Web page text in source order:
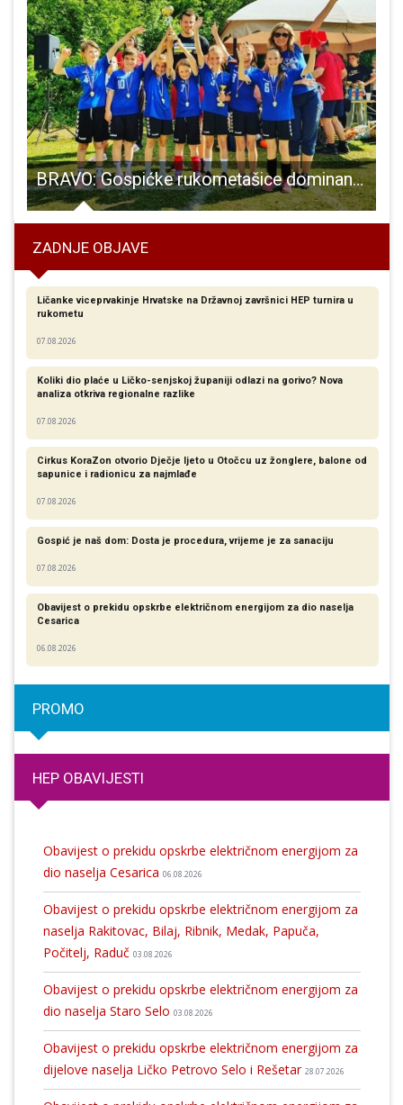
BRAVO: Gospićke rukometašice dominantne na turniru Vranjača kup
ZADNJE OBJAVE
Ličanke viceprvakinje Hrvatske na Državnoj završnici HEP turnira u
rukometu
07.08.2026
Koliki dio plaće u Ličko-senjskoj županiji odlazi na gorivo? Nova
analiza otkriva regionalne razlike​
07.08.2026
Cirkus KoraZon otvorio Dječje ljeto u Otočcu uz žonglere, balone od
sapunice i radionicu za najmlađe
07.08.2026
Gospić je naš dom: Dosta je procedura, vrijeme je za sanaciju
07.08.2026
Obavijest o prekidu opskrbe električnom energijom za dio naselja
Cesarica
06.08.2026
PROMO
HEP OBAVIJESTI
Obavijest o prekidu opskrbe električnom energijom za
dio naselja Cesarica 06.08.2026
Obavijest o prekidu opskrbe električnom energijom za
naselja Rakitovac, Bilaj, Ribnik, Medak, Papuča,
Počitelj, Raduč 03.08.2026
Obavijest o prekidu opskrbe električnom energijom za
dio naselja Staro Selo 03.08.2026
Obavijest o prekidu opskrbe električnom energijom za
dijelove naselja Ličko Petrovo Selo i Rešetar 28.07.2026